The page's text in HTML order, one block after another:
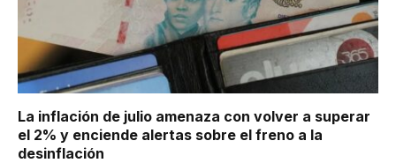
La inflación de julio amenaza con volver a superar
el 2% y enciende alertas sobre el freno a la
desinflación